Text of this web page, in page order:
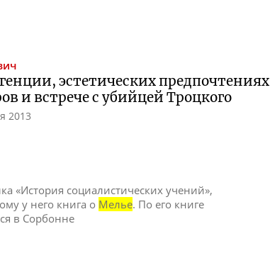
эстетических предпочтениях
и встрече с убийцей Троцкого
2013
«История социалистических учений»,
у него книга о Мелье. По его книге
в Сорбонне